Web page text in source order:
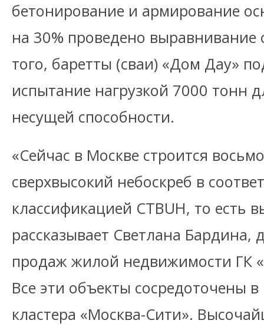
бетонирование и армирование
на 30% проведено выравнивание
того, баретты (сваи) «Дом Дау»
испытание нагрузкой 7000 тонн
несущей способности.
«Сейчас в Москве строится
сверхвысокий небоскреб в
классификацией CTBUH, то есть
рассказывает Светлана Бардина,
продаж жилой недвижимости ГК
Все эти объекты сосредоточены
кластера «Москва-Сити».